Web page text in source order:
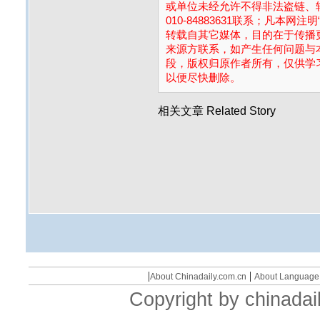
或单位未经允许不得非法盗链
010-84883631联系；凡本网注
转载自其它媒体，目的在于传
来源方联系，如产生任何问题
段，版权归原作者所有，仅供
以便尽快删除。
相关文章 Related Story
|About Chinadaily.com.cn | About
Copyright by